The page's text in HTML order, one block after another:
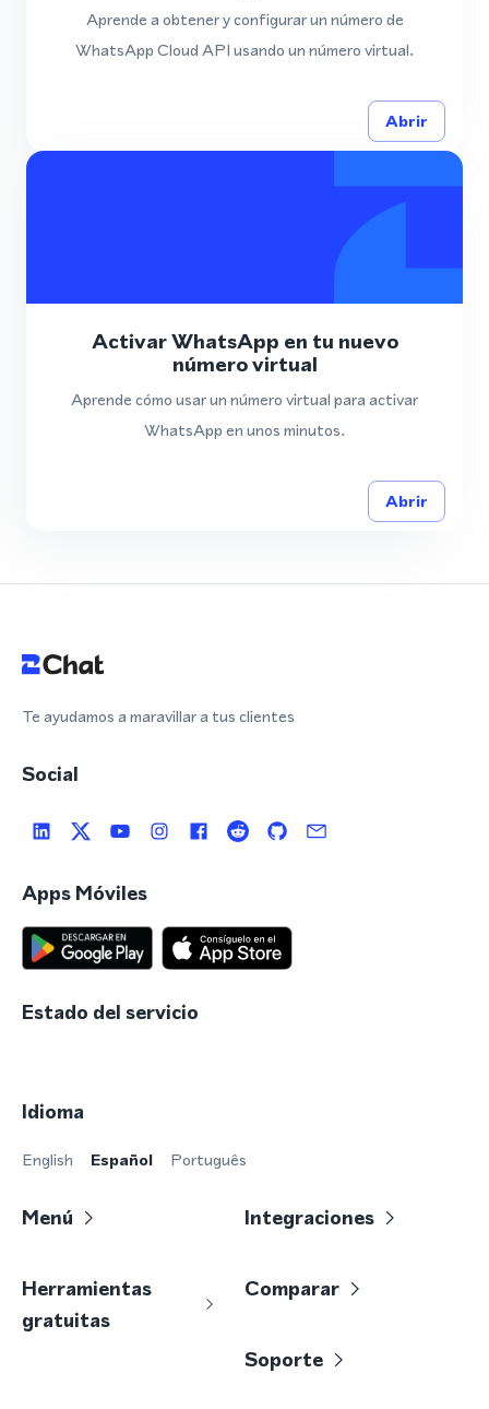
Aprende a obtener y configurar un número de
WhatsApp Cloud API usando un número virtual.
Abrir
Activar WhatsApp en tu nuevo
número virtual
Aprende cómo usar un número virtual para activar
WhatsApp en unos minutos.
Abrir
Te ayudamos a maravillar a tus clientes
Social
Apps Móviles
Estado del servicio
Idioma
English Español Português
Menú Integraciones
Herramientas
gratuitas
Comparar
Soporte